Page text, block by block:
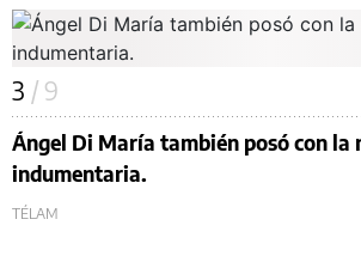
3 / 9
Ángel Di María también posó con la
indumentaria.
TÉLAM